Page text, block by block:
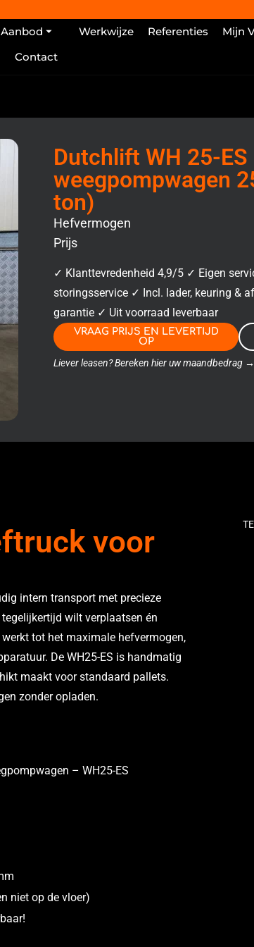
Aanbod ⏷ Werkwijze Referenties
Mijn
Contact
Dutchlift WH 25-
weegpompwagen
ton)
Hefvermogen
Prijs
✓ Klanttevredenheid 4,9/5 ✓ Eigen
storingsservice ✓ Incl. lader, keuring &
garantie ✓ Uit voorraad leverbaar
VRAAG PRIJS EN LEVERTIJD
OP
Liever leasen? Bereken hier uw maandbedrag →
voor
intern transport met precieze
wilt verplaatsen én
tot het maximale hefvermogen,
De WH25-ES is handmatig
maakt voor standaard pallets.
zonder opladen.
– WH25-ES
niet op de vloer)